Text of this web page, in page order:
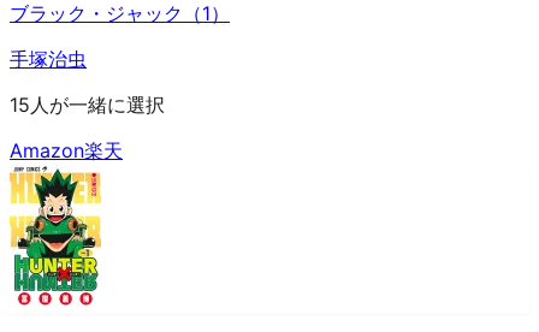
ブラック・ジャック（1）
手塚治虫
15人が一緒に選択
Amazon楽天